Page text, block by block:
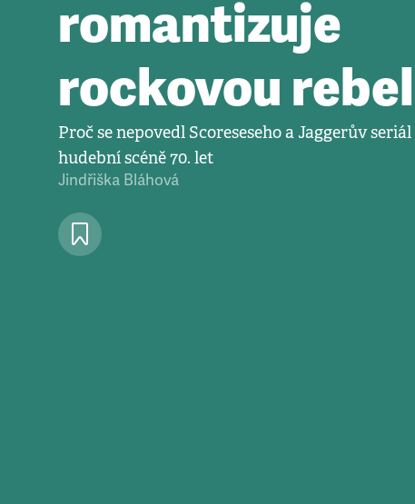
romantizuje
rockovou
Proč se nepovedl Scoreseseho a Jaggerův
hudební scéně 70. let
Jindřiška Bláhová